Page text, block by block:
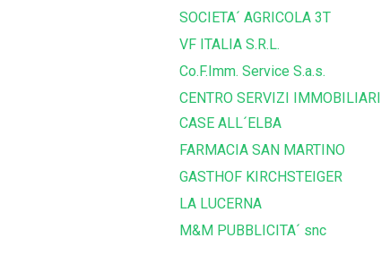
SOCIETA´ AGRICOLA 3T
VF ITALIA S.R.L.
Co.F.Imm. Service S.a.s.
CENTRO SERVIZI IMMOBILIARI
CASE ALL´ELBA
FARMACIA SAN MARTINO
GASTHOF KIRCHSTEIGER
LA LUCERNA
M&M PUBBLICITA´ snc